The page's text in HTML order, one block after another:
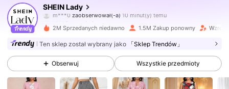
SHEIN Lady
m***0zaobserwował(-a)
u***3przegląda
4,79
602K Obserwujący
4,79 602K Obserwujący
2M Sprzedanych niedawno 1.5M Zakup ponowny
Ten sklep został wybrany jako 「Sklep Trendów」
Obserwuj Wszystkie przedmioty